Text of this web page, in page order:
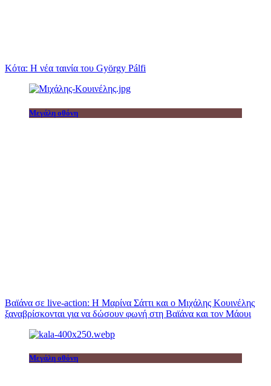
Κότα: Η νέα ταινία του György Pálfi
Μεγάλη οθόνη
Βαϊάνα σε live-action: Η Μαρίνα Σάττι και ο Μιχάλης Κουινέλης
ξαναβρίσκονται για να δώσουν φωνή στη Βαϊάνα και τον Μάουι
Μεγάλη οθόνη